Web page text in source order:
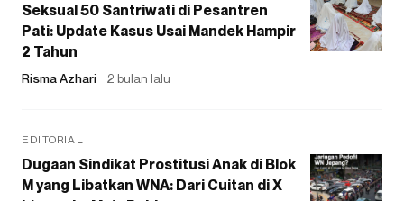
Seksual 50 Santriwati di Pesantren
Pati: Update Kasus Usai Mandek Hampir
2 Tahun
Risma Azhari 2 bulan lalu
EDITORIAL
Dugaan Sindikat Prostitusi Anak di Blok
M yang Libatkan WNA: Dari Cuitan di X